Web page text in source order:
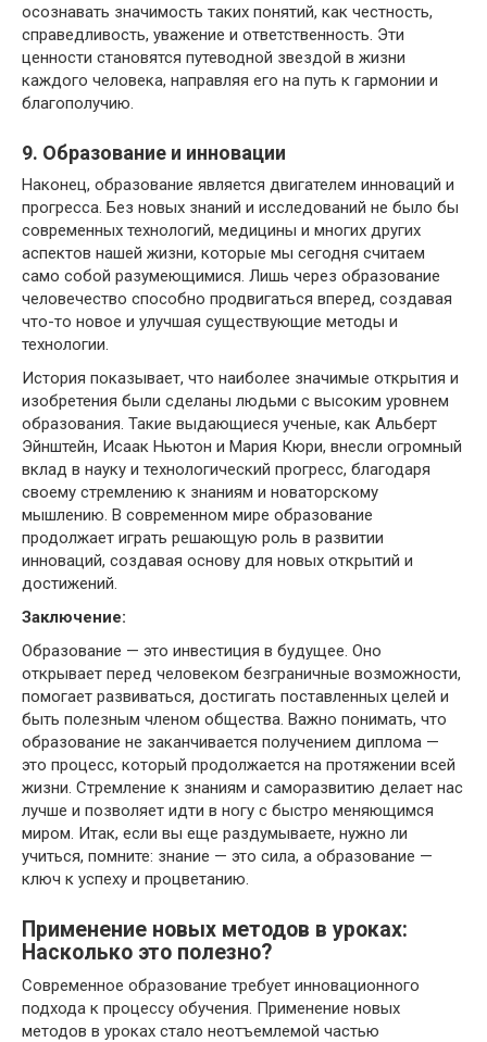
осознавать значимость таких понятий, как честность,
справедливость, уважение и ответственность. Эти
ценности становятся путеводной звездой в жизни
каждого человека, направляя его на путь к гармонии и
благополучию.
9. Образование и инновации
Наконец, образование является двигателем инноваций и
прогресса. Без новых знаний и исследований не было бы
современных технологий, медицины и многих других
аспектов нашей жизни, которые мы сегодня считаем
само собой разумеющимися. Лишь через образование
человечество способно продвигаться вперед, создавая
что-то новое и улучшая существующие методы и
технологии.
История показывает, что наиболее значимые открытия и
изобретения были сделаны людьми с высоким уровнем
образования. Такие выдающиеся ученые, как Альберт
Эйнштейн, Исаак Ньютон и Мария Кюри, внесли огромный
вклад в науку и технологический прогресс, благодаря
своему стремлению к знаниям и новаторскому
мышлению. В современном мире образование
продолжает играть решающую роль в развитии
инноваций, создавая основу для новых открытий и
достижений.
Заключение:
Образование — это инвестиция в будущее. Оно
открывает перед человеком безграничные возможности,
помогает развиваться, достигать поставленных целей и
быть полезным членом общества. Важно понимать, что
образование не заканчивается получением диплома —
это процесс, который продолжается на протяжении всей
жизни. Стремление к знаниям и саморазвитию делает нас
лучше и позволяет идти в ногу с быстро меняющимся
миром. Итак, если вы еще раздумываете, нужно ли
учиться, помните: знание — это сила, а образование —
ключ к успеху и процветанию.
Применение новых методов в уроках:
Насколько это полезно?
Современное образование требует инновационного
подхода к процессу обучения. Применение новых
методов в уроках стало неотъемлемой частью